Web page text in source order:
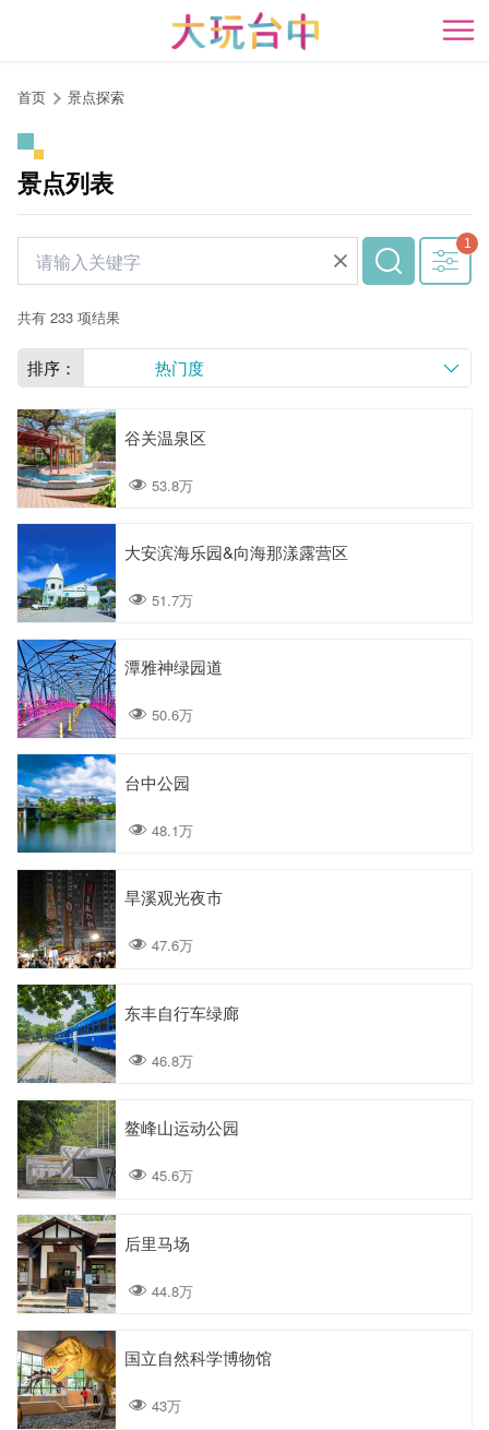
开
首页 景点探索
景点列表
共有 233 项结果
排序： 热门度
谷关温泉区
53.8万
大安滨海乐园&向海那漾露营区
51.7万
潭雅神绿园道
50.6万
台中公园
48.1万
旱溪观光夜市
47.6万
东丰自行车绿廊
46.8万
鳌峰山运动公园
45.6万
后里马场
44.8万
国立自然科学博物馆
43万